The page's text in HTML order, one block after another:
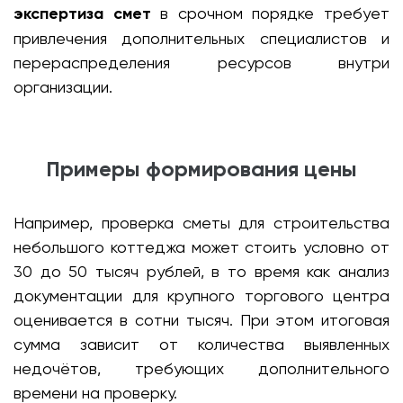
экспертиза смет в срочном порядке требует
привлечения дополнительных специалистов и
перераспределения ресурсов внутри
организации.
Примеры формирования цены
Например, проверка сметы для строительства
небольшого коттеджа может стоить условно от
30 до 50 тысяч рублей, в то время как анализ
документации для крупного торгового центра
оценивается в сотни тысяч. При этом итоговая
сумма зависит от количества выявленных
недочётов, требующих дополнительного
времени на проверку.